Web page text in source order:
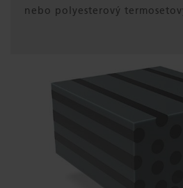
nebo polyesterový